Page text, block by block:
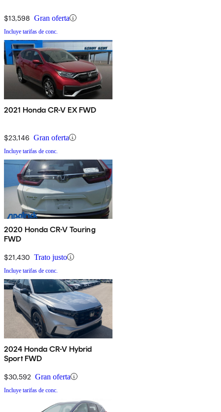
$13,598 Gran oferta
Incluye tarifas de conc.
2021 Honda CR-V EX FWD
$23,146 Gran oferta
Incluye tarifas de conc.
2020 Honda CR-V Touring
FWD
$21,430 Trato justo
Incluye tarifas de conc.
2024 Honda CR-V Hybrid
Sport FWD
$30,592 Gran oferta
Incluye tarifas de conc.